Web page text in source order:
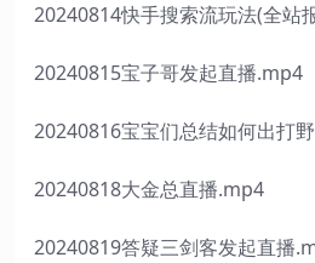
20240814快手搜索流玩法(全站
20240815宝子哥发起直播.mp4
20240816宝宝们总结如何出打
20240818大金总直播.mp4
20240819答疑三剑客发起直播